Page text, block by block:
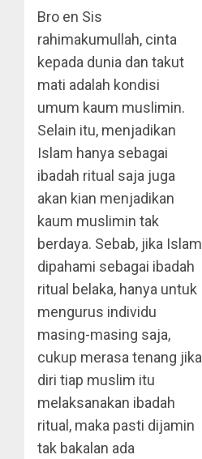
Bro en Sis
rahimakumullah, cinta
kepada dunia dan takut
mati adalah kondisi
umum kaum muslimin.
Selain itu, menjadikan
Islam hanya sebagai
ibadah ritual saja juga
akan kian menjadikan
kaum muslimin tak
berdaya. Sebab, jika Islam
dipahami sebagai ibadah
ritual belaka, hanya untuk
mengurus individu
masing-masing saja,
cukup merasa tenang jika
diri tiap muslim itu
melaksanakan ibadah
ritual, maka pasti dijamin
tak bakalan ada